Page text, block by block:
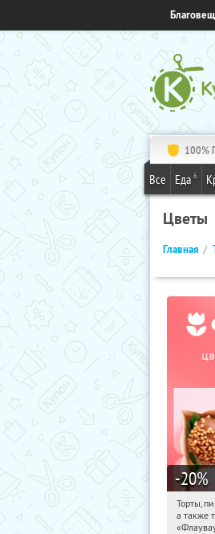
100%
Все Еда 6
Цветы
Главная
-20%
Россия
Торты,
а также